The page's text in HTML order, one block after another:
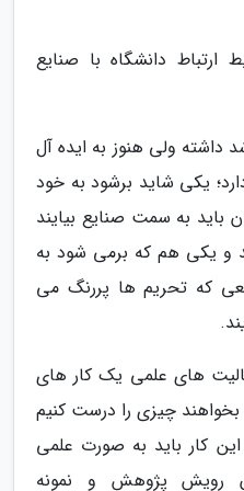
دانشگاه با صنایع
داشته ولی هنوز به ایده آل
یکی شاید برشود به خود
باید به سمت صنایع بیایند
و یکی هم که برمی شود به
که تحریم ها پررنگ می
های علمی یک کار های
چیزی را درست کنیم
کار باید به صورت علمی
رویش پژوهش و نمونه